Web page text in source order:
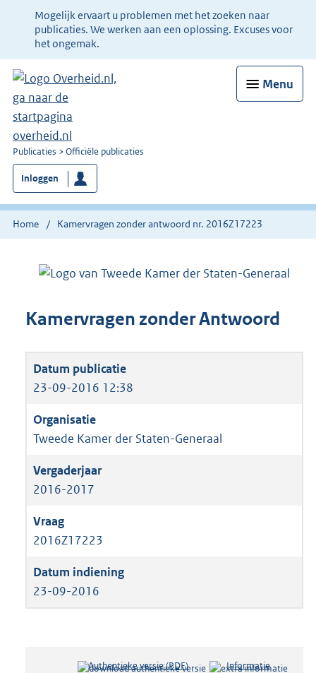
Ter
informatie:
Mogelijk ervaart u problemen met het zoeken naar
publicaties. We werken aan een oplossing. Excuses voor
het ongemak.
Menu
U
bent
nu
hier:
Publicaties Officiële publicaties
Inloggen
Home Kamervragen zonder antwoord nr. 2016Z17223
Kamervragen zonder Antwoord
23-09-2016 12:38
Tweede Kamer der Staten-Generaal
2016-2017
2016Z17223
23-09-2016
Authentieke versie (PDF)b
Informatie